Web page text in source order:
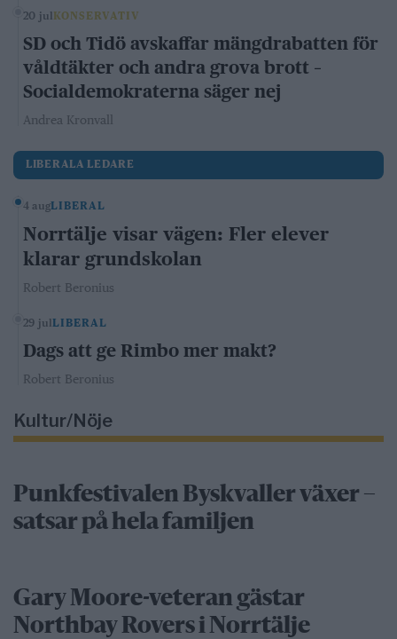
20 jul KONSERVATIV
SD och Tidö avskaffar mängdrabatten för
våldtäkter och andra grova brott –
Socialdemokraterna säger nej
Andrea Kronvall
LIBERALA LEDARE
4 augLIBERAL
Norrtälje visar vägen: Fler elever
klarar grundskolan
Robert Beronius
29 julLIBERAL
Dags att ge Rimbo mer makt?
Robert Beronius
Kultur/Nöje
Punkfestivalen Byskvaller växer –
satsar på hela familjen
Gary Moore-veteran gästar
Northbay Rovers i Norrtälje